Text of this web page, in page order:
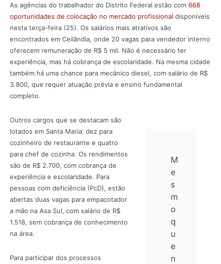
As agências do trabalhador do Distrito Federal estão com 668
oportunidades de colocação no mercado profissional disponíveis
nesta terça-feira (25). Os salários mais atrativos são
encontrados em Ceilândia, onde 20 vagas para vendedor interno
oferecem remuneração de R$ 5 mil. Não é necessário ter
experiência, mas há cobrança de escolaridade. Na mesma cidade
também há uma chance para mecânico diesel, com salário de R$
3.800, que requer atuação prévia e ensino fundamental
completo.
M
e
s
m
o
q
u
e
n
Outros cargos que se destacam são
lotados em Santa Maria: dez para
cozinheiro de restaurante e quatro
para chef de cozinha. Os rendimentos
são de R$ 2.700, com cobrança de
experiência e escolaridade. Para
pessoas com deficiência (PcD), estão
abertas duas vagas para empacotador
a mão na Asa Sul, com salário de R$
1.518, sem cobrança de conhecimento
na área.
Para participar dos processos